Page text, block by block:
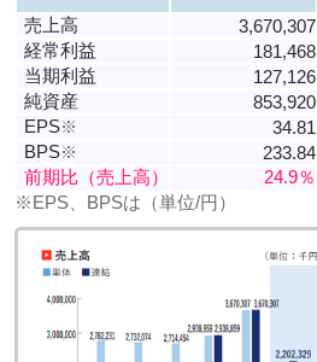
売上高 3,670,307
経常利益
181,468
当期利益
127,126
純資産
853,920
EPS※ 34.81
BPS※ 233.84
前期比（売上高）
24.9％
※EPS、BPSは（単位/円）